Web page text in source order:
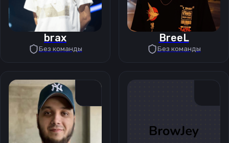
brax
Без команды
BreeL
Без команды